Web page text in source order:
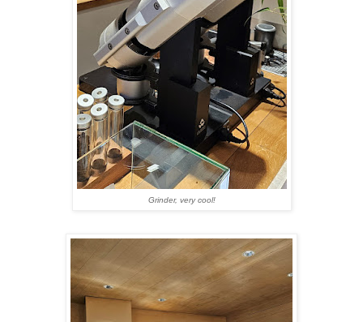
Grinder, very cool!